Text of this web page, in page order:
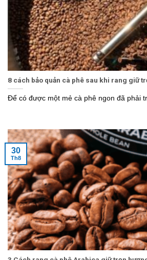
8 cách bảo quản cà phê sau khi rang giữ
Để có được một mẻ cà phê ngon đã phải
30
Th8